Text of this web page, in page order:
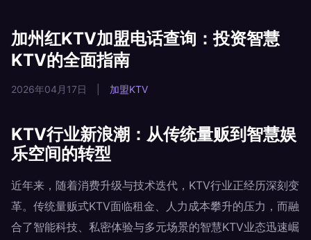
加州红KTV加盟电话查询：投资智慧
KTV的全面指南
2026年04月17日 加盟KTV
KTV行业新浪潮：从传统量贩到智慧娱
乐空间的转型
近年来，随着消费升级与技术迭代，KTV行业正经历深刻变
革。传统量贩式KTV面临租金、人力成本攀升的压力，而融
合了智能科技、私密体验与多元场景的智慧KTV业态迅速崛